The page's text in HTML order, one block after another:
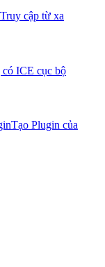
cập từ xa
ICE cục bộ
Tạo Plugin của